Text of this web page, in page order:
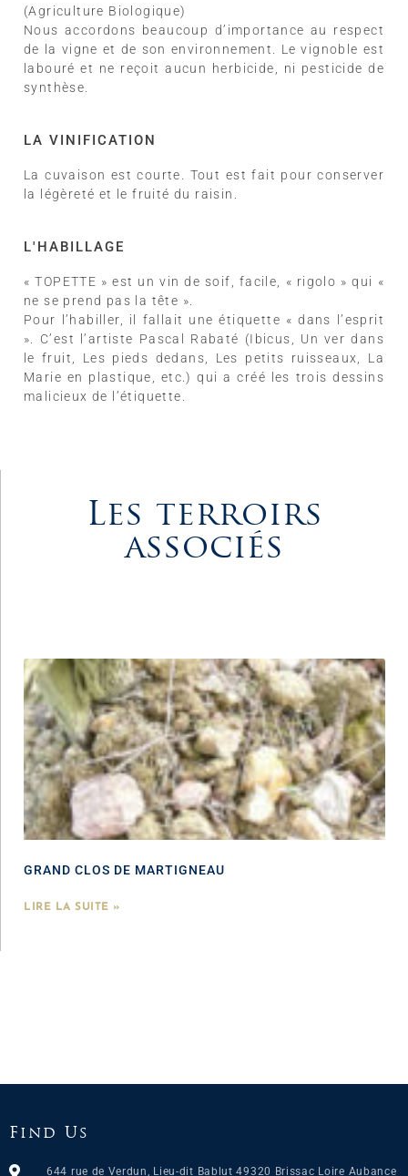
(Agriculture Biologique)
Nous accordons beaucoup d’importance au respect
de la vigne et de son environnement. Le vignoble est
labouré et ne reçoit aucun herbicide, ni pesticide de
synthèse.
LA VINIFICATION
La cuvaison est courte. Tout est fait pour conserver
la légèreté et le fruité du raisin.
L'HABILLAGE
« TOPETTE » est un vin de soif, facile, « rigolo » qui «
ne se prend pas la tête ».
Pour l’habiller, il fallait une étiquette « dans l’esprit
». C’est l’artiste Pascal Rabaté (Ibicus, Un ver dans
le fruit, Les pieds dedans, Les petits ruisseaux, La
Marie en plastique, etc.) qui a créé les trois dessins
malicieux de l’étiquette.
Les terroirs
associés
GRAND CLOS DE MARTIGNEAU
LIRE LA SUITE »
Find Us
644 rue de Verdun, Lieu-dit Bablut 49320 Brissac Loire Aubance